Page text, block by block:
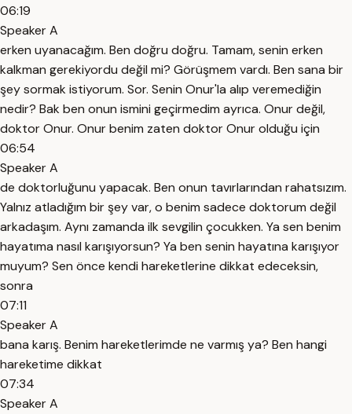
06:19
Speaker A
erken uyanacağım. Ben doğru doğru. Tamam, senin erken
kalkman gerekiyordu değil mi? Görüşmem vardı. Ben sana bir
şey sormak istiyorum. Sor. Senin Onur'la alıp veremediğin
nedir? Bak ben onun ismini geçirmedim ayrıca. Onur değil,
doktor Onur. Onur benim zaten doktor Onur olduğu için
06:54
Speaker A
de doktorluğunu yapacak. Ben onun tavırlarından rahatsızım.
Yalnız atladığım bir şey var, o benim sadece doktorum değil
arkadaşım. Aynı zamanda ilk sevgilin çocukken. Ya sen benim
hayatıma nasıl karışıyorsun? Ya ben senin hayatına karışıyor
muyum? Sen önce kendi hareketlerine dikkat edeceksin,
sonra
07:11
Speaker A
bana karış. Benim hareketlerimde ne varmış ya? Ben hangi
hareketime dikkat
07:34
Speaker A